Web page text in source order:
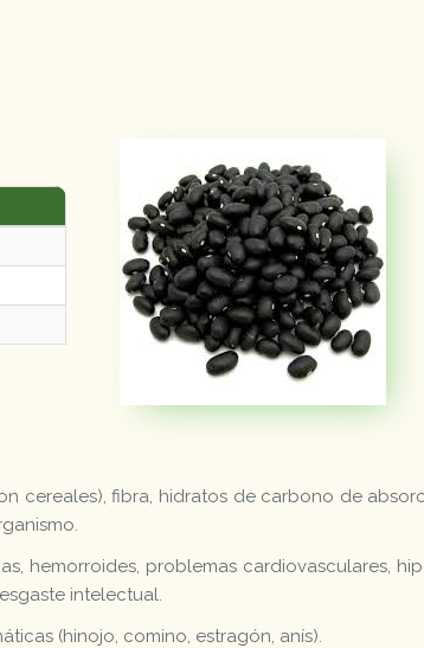
cereales), fibra, hidratos de carbono de
hemorroides, problemas cardiovasculares,
intelectual.
(hinojo, comino, estragón, anís).